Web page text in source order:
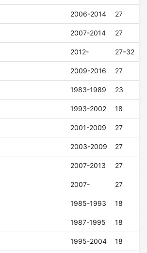
2006-2014 27
2007-2014 27
2012- 27–32
2009-2016 27
1983-1989 23
1993-2002 18
2001-2009 27
2003-2009 27
2007-2013 27
2007- 27
1985-1993 18
1987-1995 18
1995-2004 18